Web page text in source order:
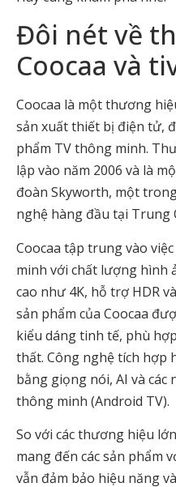
Đôi nét về
Coocaa và
Coocaa là một thương
sản xuất thiết bị điện tử,
phẩm TV thông minh.
lập vào năm 2006 và là
đoàn Skyworth, một
nghệ hàng đầu tại Trung
Coocaa tập trung vào
minh với chất lượng hình
cao như 4K, hỗ trợ HDR
sản phẩm của Coocaa
kiểu dáng tinh tế, phù
thất. Công nghệ tích hợp
bằng giọng nói, AI và các
thông minh (Android TV).
So với các thương hiệu
mang đến các sản phẩm
vẫn đảm bảo hiệu năng